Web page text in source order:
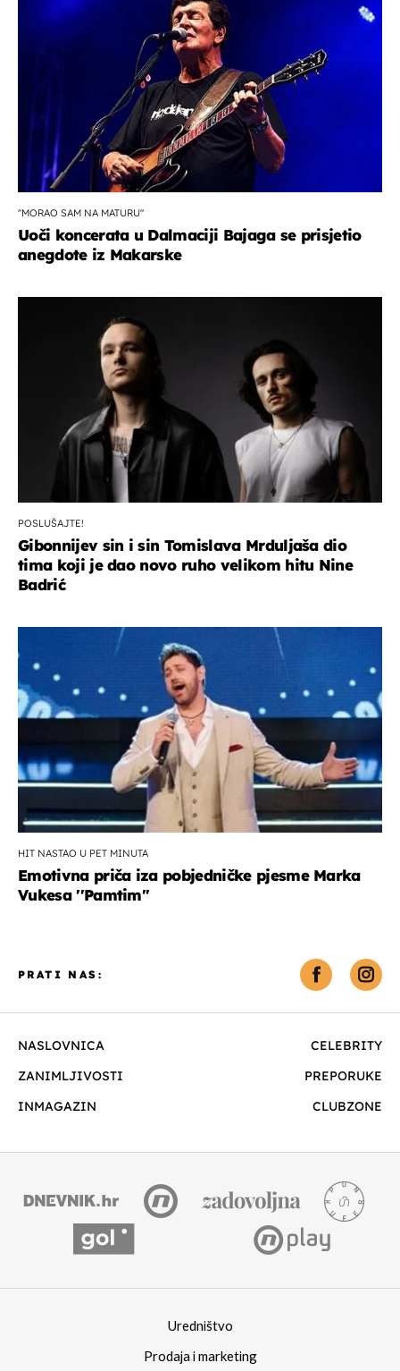
''MORAO SAM NA MATURU''
Uoči koncerata u Dalmaciji Bajaga se prisjetio
anegdote iz Makarske
POSLUŠAJTE!
Gibonnijev sin i sin Tomislava Mrduljaša dio
tima koji je dao novo ruho velikom hitu Nine
Badrić
HIT NASTAO U PET MINUTA
Emotivna priča iza pobjedničke pjesme Marka
Vukesa ''Pamtim''
NASLOVNICA
CELEBRITY
ZANIMLJIVOSTI
PREPORUKE
INMAGAZIN
CLUBZONE
PRATI NAS:
Uredništvo
Prodaja i marketing